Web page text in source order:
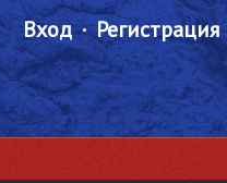
Вход Регистрация